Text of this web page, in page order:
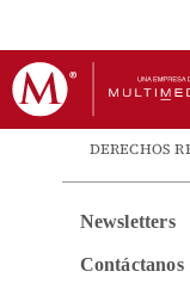
DERECHOS
Newsletters
Contáctanos